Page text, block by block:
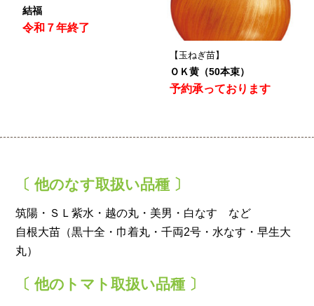
結福
令和７年終了
【玉ねぎ苗】
ＯＫ黄（50本束）
予約承っております
〔 他のなす取扱い品種 〕
筑陽・ＳＬ紫水・越の丸・美男・白なす など
自根大苗（黒十全・巾着丸・千両2号・水なす・早生大
丸）
〔 他のトマト取扱い品種 〕